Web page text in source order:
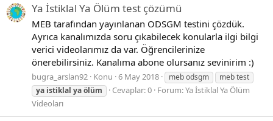
Ya İstiklal Ya Ölüm test çözümü
MEB tarafından yayınlanan ODSGM testini çözdük.
Ayrıca kanalımızda soru çıkabilecek konularla ilgi bilgi
verici videolarımız da var. Öğrencilerinize
önerebilirsiniz. Kanalıma abone olursanız sevinirim :)
bugra_arslan92 Konu 6 May 2018 meb odsgm
meb test
ya istiklal yaölüm Cevaplar: 0 Forum:Ya İstiklal Ya Ölüm
Videoları